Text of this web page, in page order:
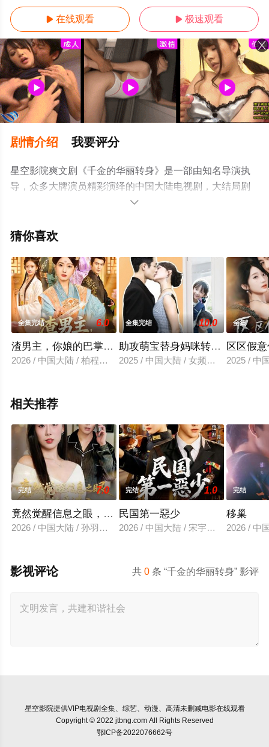
 在线观看  极速观看
剧情介绍 我要评分
星空影院爽文剧《千金的华丽转身》是一部由知名导演执
导，众多大牌演员精彩演绎的中国大陆电视剧，大结局剧
情已揭晓（全60集），超前点播免费观看高清无删减完整
瓣电视剧、电视猫或剧情网等平台了解。

猜你喜欢
全集完结 6.0
渣男主，你娘的巴掌来了
2026 / 中国大陆 / 柏程俊＆郭鑫蕊
全集完结 10.0
助攻萌宝替身妈咪转正计
2025 / 中国大陆 / 女频恋爱
全集
区区假
2025 / 中
相关推荐
完结 7.0
竟然觉醒信息之眼，我转身进入反派大营
2026 / 中国大陆 / 孙羽中＆廖澜
完结 1.0
民国第一惡少
2026 / 中国大陆 / 宋宇欣＆陈楚洹
完结
移巢
2026 / 中
共0 条 “千金的华丽转身” 影评
影视评论
星空影院提供VIP电视剧全集、综艺、动漫、高清未删减电影在线观看
Copyright © 2022 jtbng.com All Rights Reserved
鄂ICP备2022076662号